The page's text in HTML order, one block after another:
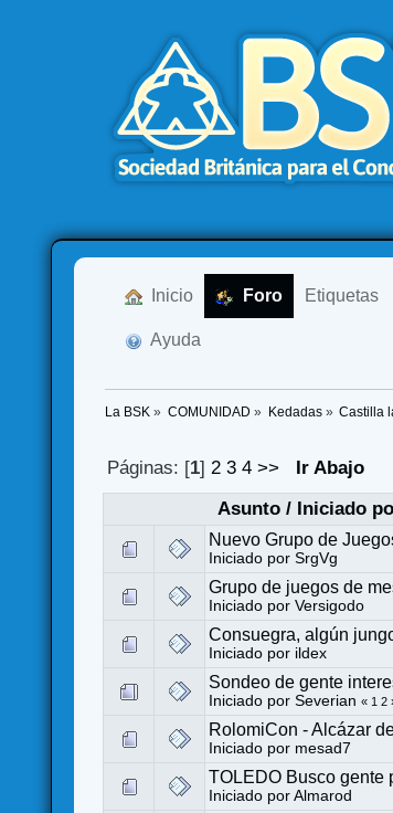
Inicio Foro Etiquetas
Ayuda
La BSK » COMUNIDAD » Kedadas» Castilla
Páginas: [1] 2 3 4 >>
Ir Abajo
Asunto/ Iniciado
Nuevo Grupo de
Iniciado porSrgVg
Grupo de juegos de
Iniciado porVersigodo
Consuegra, algún
Iniciado por ildex
Sondeo de gente
Iniciado porSeverian « 1 2
RolomiCon - Alcázar
Iniciado por mesad7
TOLEDO Busco gente
Iniciado porAlmarod